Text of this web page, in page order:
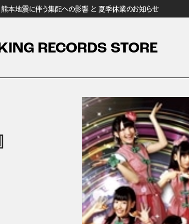
熊本地震に伴う集配への影響 と 夏季休業のお知らせ
RECORDS STORE